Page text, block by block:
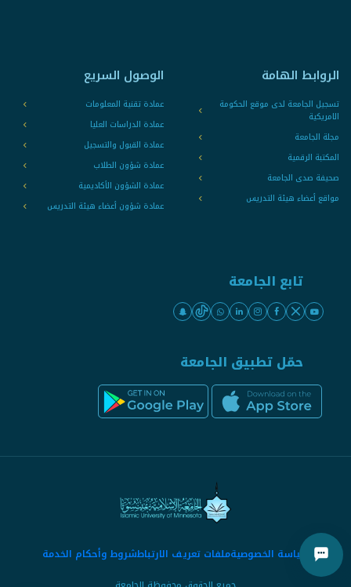
الروابط الهامة
تسجيل الجامعة لدى موقع الحكومة
الامريكية
مجلة الجامعة
المكتبة الرقمية
صحيفة صدى الجامعة
مواقع أعضاء هيئة التدريس
الوصول السريع
عمادة تقنية المعلومات
عمادة الدراسات العليا
عمادة القبول والتسجيل
عمادة شؤون الطلاب
عمادة الشؤون الأكاديمية
عمادة شؤون أعضاء هيئة التدريس
تابع الجامعة
حمّل تطبيق الجامعة
سياسة الخصوصيةملفات تعريف الارتباطشروط وأحكام الخدمة